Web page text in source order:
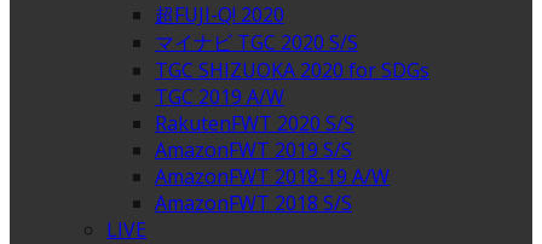
超FUJI-Q! 2020
マイナビ TGC 2020 S/S
TGC SHIZUOKA 2020 for SDGs
TGC 2019 A/W
RakutenFWT 2020 S/S
AmazonFWT 2019 S/S
AmazonFWT 2018-19 A/W
AmazonFWT 2018 S/S
LIVE